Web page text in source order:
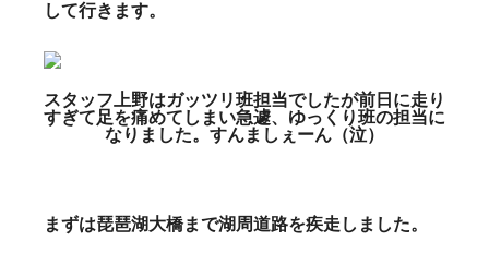
して行きます。
スタッフ上野はガッツリ班担当でしたが前日に走り
すぎて足を痛めてしまい急遽、ゆっくり班の担当に
なりました。すんましぇーん（泣）
まずは琵琶湖大橋まで湖周道路を疾走しました。